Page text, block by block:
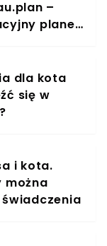
w twoim
kochać
pytaniem
głaszcząc
raczej w
lokum!
–
planer
dla kota
się w
i kota.
można